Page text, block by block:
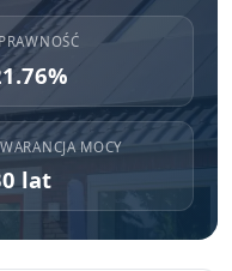
MOCY
lat